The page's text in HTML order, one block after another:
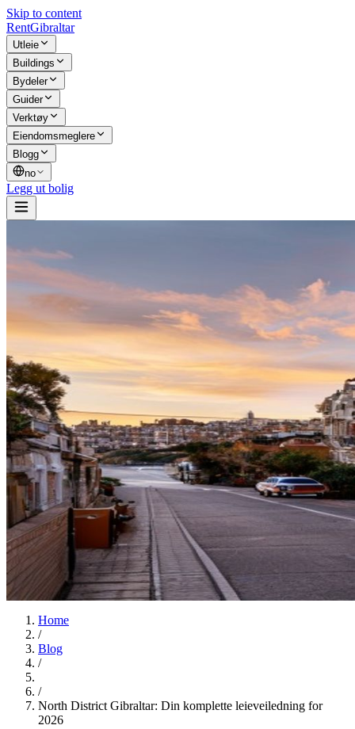
Skip to content
RentGibraltar
Utleie
Buildings
Bydeler
Guider
Verktøy
Eiendomsmeglere
Blogg
no
Legg ut bolig
Home
/
Blog
/
/
North District Gibraltar: Din komplette leieveiledning for
2026